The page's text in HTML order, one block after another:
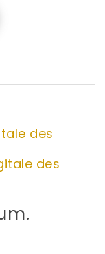
des
des